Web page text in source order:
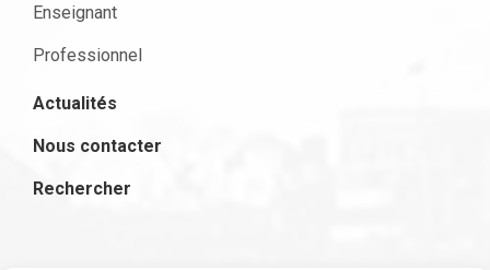
Enseignant
Professionnel
Actualités
Nous contacter
Rechercher